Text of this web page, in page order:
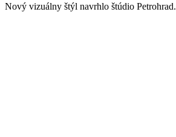
Nový vizuálny štýl navrhlo štúdio Petrohrad.